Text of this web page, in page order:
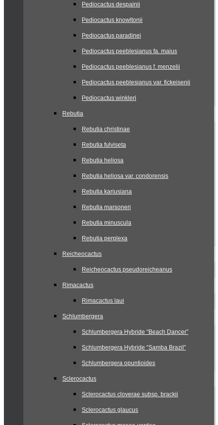
Pediocactus despainii
Pediocactus knowltonii
Pediocactus paradinei
Pediocactus peeblesianus fa. maius
Pediocactus peeblesianus f. menzelii
Pediocactus peeblesianus var. fickeisenii
Pediocactus winkleri
Rebutia
Rebutia christinae
Rebutia fulviseta
Rebutia heliosa
Rebutia heliosa var. condorensis
Rebutia kariusiana
Rebutia marsoneri
Rebutia minuscula
Rebutia perplexa
Reicheocactus
Reicheocactus pseudoreicheanus
Rimacactus
Rimacactus laui
Schlumbergera
Schlumbergera Hybride “Beach Dancer”
Schlumbergera Hybride “Samba Brazil”
Schlumbergera opuntioides
Sclerocactus
Sclerocactus cloverae subsp. brackii
Sclerocactus glaucus